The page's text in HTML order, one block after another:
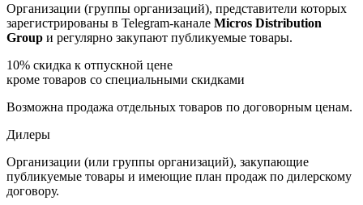
Организации (группы организаций), представители которых
зарегистрированы в Telegram-канале Micros Distribution
Group и регулярно закупают публикуемые товары.
10% скидка к отпускной цене
кроме товаров со специальными скидками
Возможна продажа отдельных товаров по договорным ценам.
Дилеры
Организации (или группы организаций), закупающие
публикуемые товары и имеющие план продаж по дилерскому
договору.